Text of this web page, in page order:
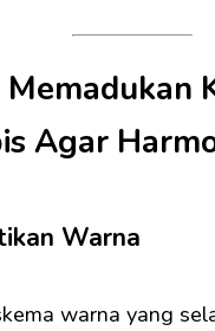
Memadukan
Agar
Warna
warna yang